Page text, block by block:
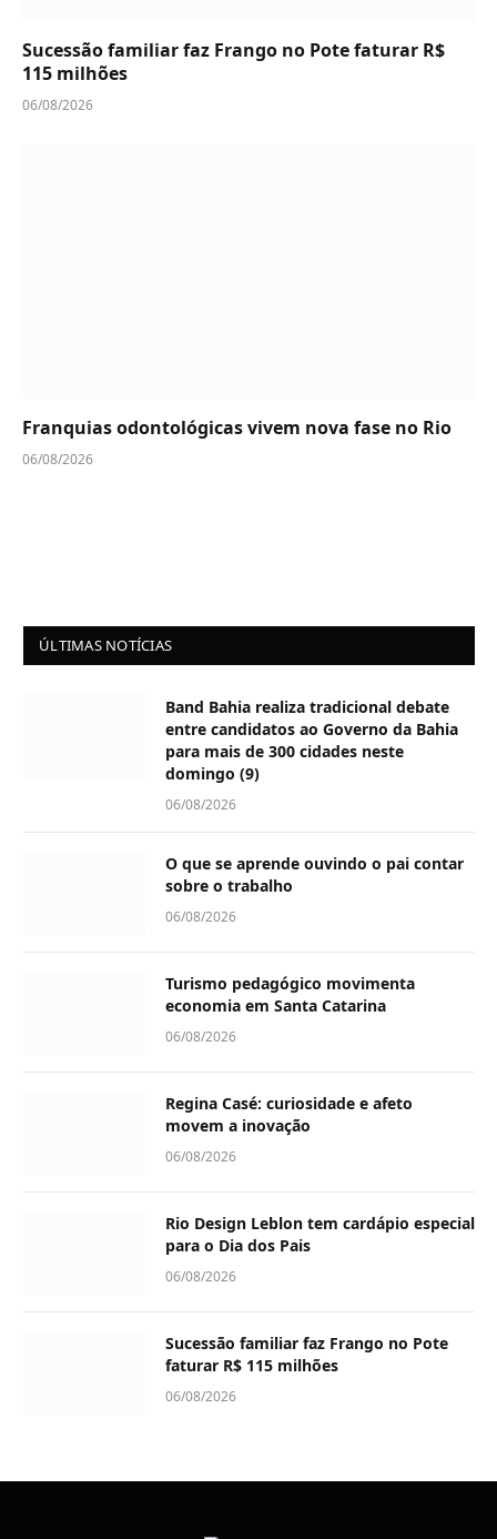
Sucessão familiar faz Frango no Pote faturar R$
115 milhões
06/08/2026
Franquias odontológicas vivem nova fase no Rio
06/08/2026
ÚLTIMAS NOTÍCIAS
Band Bahia realiza tradicional debate
entre candidatos ao Governo da Bahia
para mais de 300 cidades neste
domingo (9)
06/08/2026
O que se aprende ouvindo o pai contar
sobre o trabalho
06/08/2026
Turismo pedagógico movimenta
economia em Santa Catarina
06/08/2026
Regina Casé: curiosidade e afeto
movem a inovação
06/08/2026
Rio Design Leblon tem cardápio especial
para o Dia dos Pais
06/08/2026
Sucessão familiar faz Frango no Pote
faturar R$ 115 milhões
06/08/2026